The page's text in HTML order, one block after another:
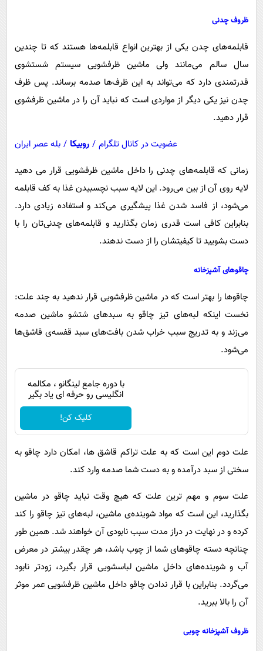
ظروف چدنی
قابلمه‌های چدن یکی از بهترین انواع قابلمه‌ها هستند که تا چندین
سال سالم می‌مانند ولی ماشین ظرفشویی سیستم شستشوی
قدرتمندی دارد که می‌تواند به این ظرف‌ها صدمه برساند. پس ظرف
چدن نیز یکی دیگر از مواردی است که نباید آن را در ماشین ظرفشوی
قرار دهید.
عضویت در کانال تلگرام / روبیکا / بله عصر ایران
زمانی که قابلمه‌های چدنی را داخل ماشین ظرفشویی قرار می دهید
لایه روی آن از بین می‌رود. این لایه سبب نچسبیدن غذا به کف قابلمه
می‌شود، از فاسد شدن غذا پیشگیری می‌کند و استفاده زیادی دارد.
بنابراین کافی است قدری زمان بگذارید و قابلمه‌های چدنی‌تان را با
دست بشویید تا کیفیتشان را از دست ندهند.
چاقو‌های آشپزخانه
چاقوها را بهتر است که در ماشین ظرفشویی قرار ندهید به چند علت:
نخست اینکه لبه‌های تیز چاقو به سبدهای شتشو ماشین صدمه
می‌زند و به تدریج سبب خراب شدن بافت‌های سبد قفسه‌ی قاشق‌ها
می‌شود.
با دوره جامع لینگانو ، مکالمه
انگلیسی رو حرفه ای یاد بگیر
کلیک کن!
علت دوم این است که به علت تراکم قاشق ها، امکان دارد چاقو به
سختی از سبد درآمده و به دست شما صدمه وارد کند.
علت سوم و مهم ترین علت که هیچ وقت نباید چاقو در ماشین
بگذارید، این است که مواد شوینده‌ی ماشین، لبه‌های تیز چاقو را کند
کرده و در نهایت در دراز مدت سبب نابودی آن خواهند شد. همین طور
چنانچه دسته چاقوهای شما از چوب باشد، هر چقدر بیشتر در معرض
آب و شوینده‌های داخل ماشین لباسشویی قرار بگیرد، زودتر نابود
می‌گردد. بنابراین با قرار ندادن چاقو داخل ماشین ظرفشویی عمر موثر
آن را بالا ببرید.
ظروف آشپزخانه چوبی